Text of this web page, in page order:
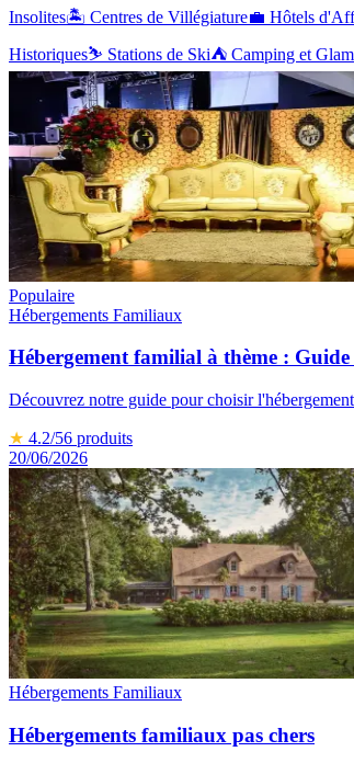
Insolites🏝️ Centres de Villégiature💼 Hôtels
Historiques⛷️ Stations de Ski⛺ Camping et
Populaire
Hébergements Familiaux
Hébergement familial à thème :
Découvrez notre guide pour choisir
★ 4.2/56 produits
20/06/2026
Hébergements Familiaux
Hébergements familiaux pas chers